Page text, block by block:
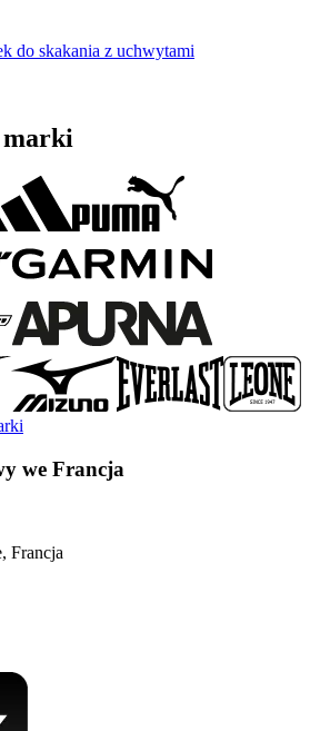
do skakania z uchwytami
marki
we Francja
Francja